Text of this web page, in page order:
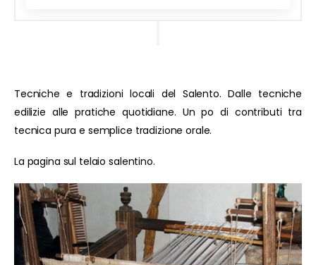
Tecniche e tradizioni locali del Salento. Dalle tecniche
edilizie alle pratiche quotidiane. Un po di contributi tra
tecnica pura e semplice tradizione orale.
La pagina sul telaio salentino.